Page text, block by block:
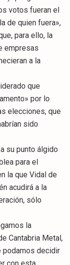
votos fueran el
de quien fuera»,
para ello, la
empresas
a la
que
por lo
elecciones, que
sido
su punto álgido
para el
la que Vidal de
acudirá a la
sólo
la
Cantabria Metal,
podamos decidir